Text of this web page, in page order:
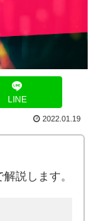
LINE
2022.01.19
説します。